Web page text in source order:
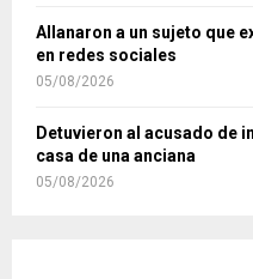
Allanaron a un sujeto que
en redes sociales
05/08/2026
Detuvieron al acusado de
casa de una anciana
05/08/2026